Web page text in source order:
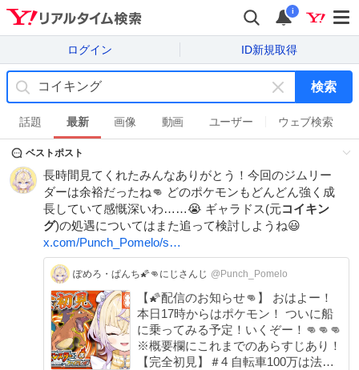
i
ログイン ID新規取得
キ
ー
ワ
ド
を
消
す
検索
話題 最新 画像 動画 ユーザー ウェブ検索
ベストポスト
長時間見てくれたみんなありがとう！今回のジムリー
ダーは余裕だったね👊 どのポケモンもどんどん強く成
長していて感慨深いわ……😭 ギャラドス(元コイキン
グ)の処遇についてはまた追って検討しようね😃
x.com/Punch_Pomelo/s…
ぽめろ・ぱんち🌠👊にじさんじ @Punch_Pomelo
【🌠配信のお知らせ👊】 おはよー！
本日17時からはポケモン！ ついに船
に乗ってみる予定！いくぞー！👊👊👊
※概要欄にこれまでのあらすじあり！
【完全初見】＃4 自転車100万は法外